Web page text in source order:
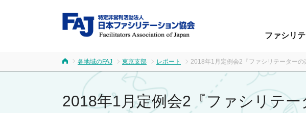
FAJ：特定非
ファシリ
各地域のFAJ 東京支部 レポート 2018年1月定例会2『ファシリテーターの
2018年1月定例会2『ファシリテ